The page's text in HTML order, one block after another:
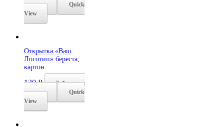
корзину
Quick
View
Открытка «Ваш
Логотип» береста,
картон
130Р
Добавить в
корзину
Quick
View